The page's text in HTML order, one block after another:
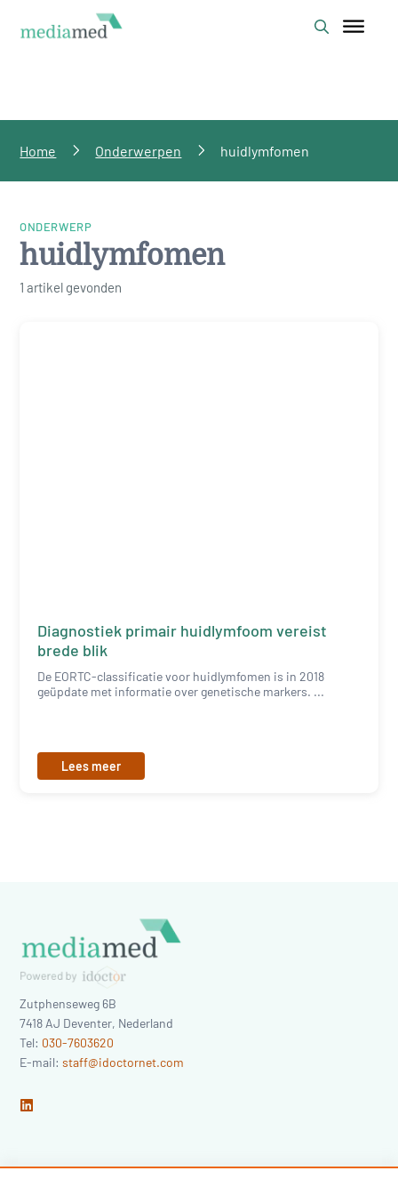
Home Onderwerpen huidlymfomen
ONDERWERP
huidlymfomen
1 artikel gevonden
Diagnostiek primair huidlymfoom vereist
brede blik
De EORTC-classificatie voor huidlymfomen is in 2018
geüpdate met informatie over genetische markers. ...
Lees meer
Zutphenseweg 6B
7418 AJ Deventer, Nederland
Tel: 030-7603620
E-mail:staff@idoctornet.com